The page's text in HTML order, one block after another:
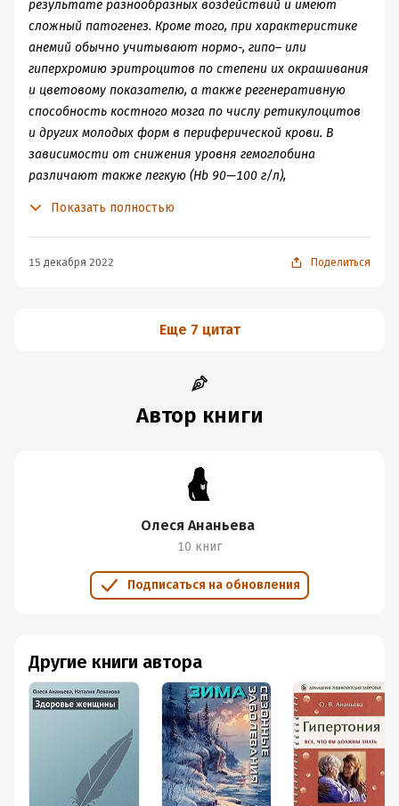
100 г/л), среднетяжелую (Нb 70–90 г/л) и тяжелую (Нb
ниже 70 г/л) степени анемии. Клинические проявления,
результате разнообразных воздействий и имеют
сложный патогенез. Кроме того, при характеристике
анемий обычно учитывают нормо-, гипо– или
гиперхромию эритроцитов по степени их окрашивания
и цветовому показателю, а также регенеративную
способность костного мозга по числу ретикулоцитов
и других молодых форм в периферической крови. В
зависимости от снижения уровня гемоглобина
различают также легкую (Нb 90—100 г/л),
тяжелой степенях заболевания.
Показать полностью
15 декабря 2022 Поделиться
Еще 7 цитат
Автор книги
Олеся Ананьева
10 книг
Подписаться на обновления
Другие книги автора